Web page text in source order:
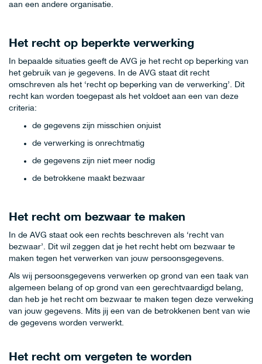
aan een andere organisatie.
Het recht op beperkte verwerking
In bepaalde situaties geeft de AVG je het recht op beperking van
het gebruik van je gegevens. In de AVG staat dit recht
omschreven als het ‘recht op beperking van de verwerking’. Dit
recht kan worden toegepast als het voldoet aan een van deze
criteria:
de gegevens zijn misschien onjuist
de verwerking is onrechtmatig
de gegevens zijn niet meer nodig
de betrokkene maakt bezwaar
Het recht om bezwaar te maken
In de AVG staat ook een rechts beschreven als ‘recht van
bezwaar’. Dit wil zeggen dat je het recht hebt om bezwaar te
maken tegen het verwerken van jouw persoonsgegevens.
Als wij persoonsgegevens verwerken op grond van een taak van
algemeen belang of op grond van een gerechtvaardigd belang,
dan heb je het recht om bezwaar te maken tegen deze verweking
van jouw gegevens. Mits jij een van de betrokkenen bent van wie
de gegevens worden verwerkt.
Het recht om vergeten te worden